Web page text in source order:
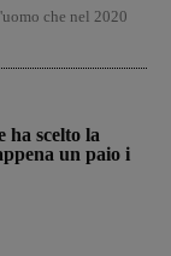
che nel 2020
ha scelto la
un paio i